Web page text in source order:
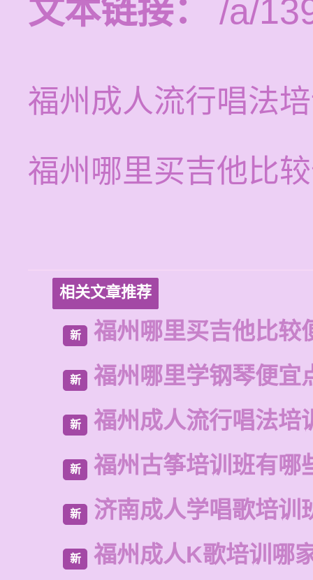
文本链接：
/a/
福州成人流行唱法
福州哪里买吉他比
相关文章推荐
新 福州哪里买吉他比较
新 福州哪里学钢琴便宜
新 福州成人流行唱法培
新 福州古筝培训班有哪
新 济南成人学唱歌培训
新 福州成人K歌培训哪